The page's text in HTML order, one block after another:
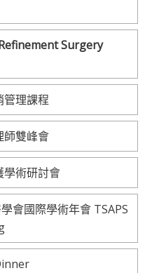
Surgery
管理課程
師雙峰會
學術研討會
會國際學術年會 TSAPS